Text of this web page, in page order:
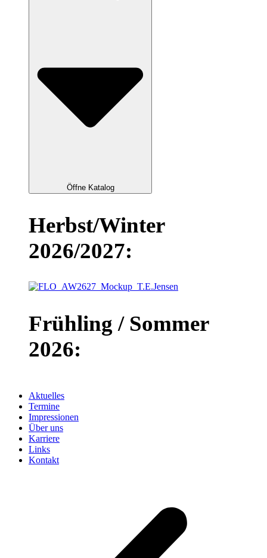
Öffne Katalog
Herbst/Winter
2026/2027:
Frühling / Sommer
2026:
Aktuelles
Termine
Impressionen
Über uns
Karriere
Links
Kontakt